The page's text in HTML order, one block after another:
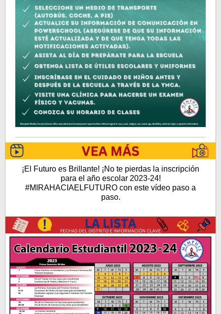
¡El Futuro es Brillante! ¡No te pierdas la inscripción
para el año escolar 2023-24!
#MIRAHACIAELFUTURO con este vídeo paso a
paso.